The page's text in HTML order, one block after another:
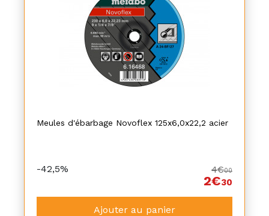
Meules d'ébarbage Novoflex 125x6,0x22,2 acier
-42,5% 4€00
2€30
Ajouter au panier